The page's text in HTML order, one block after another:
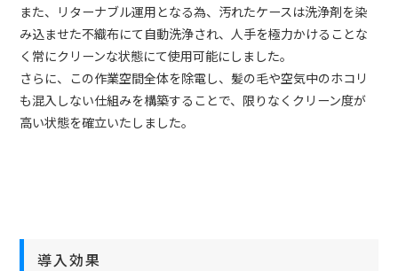
また、リターナブル運用となる為、汚れたケースは洗浄剤を染
み込ませた不織布にて自動洗浄され、人手を極力かけることな
く常にクリーンな状態にて使用可能にしました。
さらに、この作業空間全体を除電し、髪の毛や空気中のホコリ
も混入しない仕組みを構築することで、限りなくクリーン度が
高い状態を確立いたしました。
導入効果